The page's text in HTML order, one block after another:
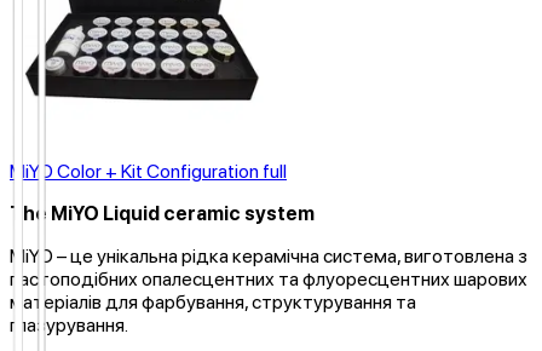
MiYO Color + Kit Configuration full
The MiYO Liquid ceramic system
MiYO – це унікальна рідка керамічна система, виготовлена ​​з
пастоподібних опалесцентних та флуоресцентних шарових
матеріалів для фарбування, структурування та
глазурування.